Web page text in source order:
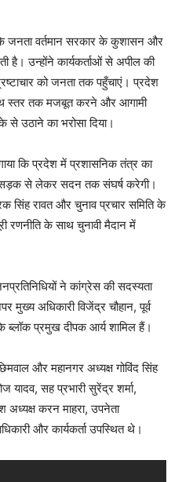
जनता वर्तमान सरकार के कुशासन और
है। उन्होंने कार्यकर्ताओं से अपील की
को जनता तक पहुँचाएं। प्रदेश
स्तर तक मजबूत करने और आगामी
से उठाने का भरोसा दिया।
कि प्रदेश में प्रशासनिक तंत्र का
सड़क से लेकर सदन तक संघर्ष करेगी।
सिंह रावत और चुनाव प्रचार समिति के
रणनीति के साथ चुनावी मैदान में
ने कांग्रेस की सदस्यता
मुख्य अधिकारी विजेंद्र चौहान, पूर्व
के ब्लॉक प्रमुख दीपक आर्य शामिल हैं।
और महानगर अध्यक्ष गोविंद सिंह
यादव, सह प्रभारी सुरेंद्र शर्मा,
अध्यक्ष करन माहरा, उपनेता
और कार्यकर्ता उपस्थित थे।